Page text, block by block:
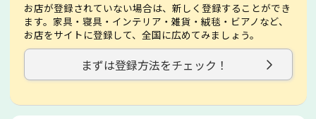
お店が登録されていない場合は、新しく登録することができ
ます。家具・寝具・インテリア・雑貨・絨毯・ビアノなど、
お店をサイトに登録して、全国に広めてみましょう。
まずは登録方法をチェック！